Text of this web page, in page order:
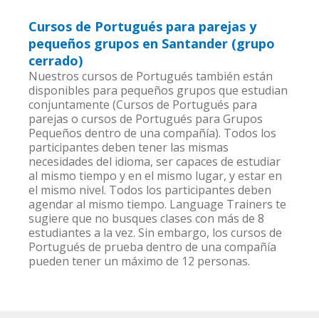
Cursos de Portugués para parejas y
pequeños grupos en Santander (grupo
cerrado)
Nuestros cursos de Portugués también están
disponibles para pequeños grupos que estudian
conjuntamente (Cursos de Portugués para
parejas o cursos de Portugués para Grupos
Pequeños dentro de una compañía). Todos los
participantes deben tener las mismas
necesidades del idioma, ser capaces de estudiar
al mismo tiempo y en el mismo lugar, y estar en
el mismo nivel. Todos los participantes deben
agendar al mismo tiempo. Language Trainers te
sugiere que no busques clases con más de 8
estudiantes a la vez. Sin embargo, los cursos de
Portugués de prueba dentro de una compañía
pueden tener un máximo de 12 personas.